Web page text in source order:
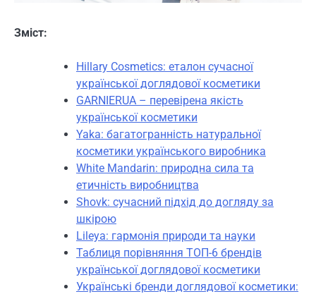
Зміст:
Hillary Cosmetics: еталон сучасної
української доглядової косметики
GARNIERUA – перевірена якість
української косметики
Yaka: багатогранність натуральної
косметики українського виробника
White Mandarin: природна сила та
етичність виробництва
Shovk: сучасний підхід до догляду за
шкірою
Lileya: гармонія природи та науки
Таблиця порівняння ТОП-6 брендів
української доглядової косметики
Українські бренди доглядової косметики: